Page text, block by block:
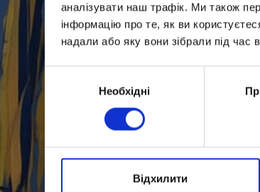
аналізувати наш трафік. Ми також
інформацію про те, як ви
надали або яку вони зібрали під час
Необхідні
Відхилити